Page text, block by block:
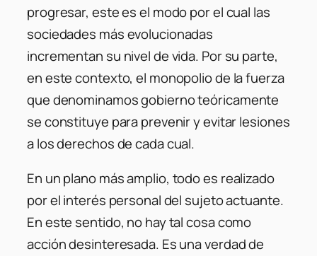
progresar, este es el modo por el cual las
sociedades más evolucionadas
incrementan su nivel de vida. Por su parte,
en este contexto, el monopolio de la fuerza
que denominamos gobierno teóricamente
se constituye para prevenir y evitar lesiones
a los derechos de cada cual.
En un plano más amplio, todo es realizado
por el interés personal del sujeto actuante.
En este sentido, no hay tal cosa como
acción desinteresada. Es una verdad de